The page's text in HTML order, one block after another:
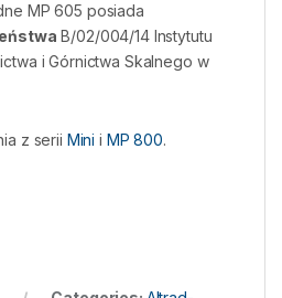
MP 605 posiada
B/02/004/14 Instytutu
i Górnictwa Skalnego w
z serii Mini i MP 800.